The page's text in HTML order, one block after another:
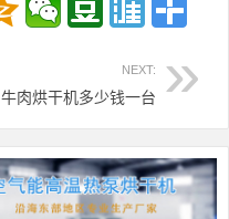
NEXT:
牛肉烘干机多少钱一台